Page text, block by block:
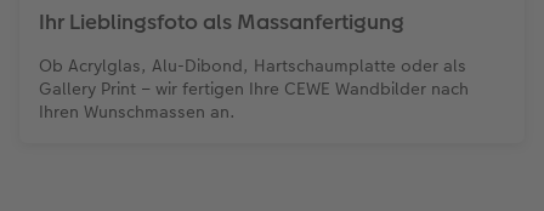
Ihr Lieblingsfoto als Massanfertigung
Ob Acrylglas, Alu-Dibond, Hartschaumplatte oder als
Gallery Print – wir fertigen Ihre CEWE Wandbilder nach
Ihren Wunschmassen an.